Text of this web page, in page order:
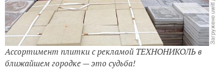
Ассортимент плитки с рекламой ТЕХНОНИКОЛЬ в
ближайшем городке — это судьба!